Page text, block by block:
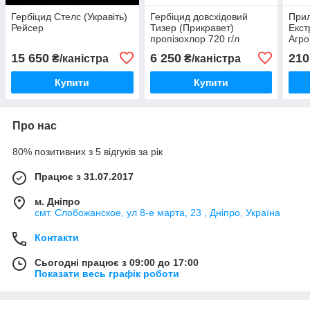
Гербіцид Стелс (Укравіть)
Рейсер
15 650 ₴/каністра
Купити
Гербіцид довсхідовий
Тизер (Прикравет)
пропізохлор 720 г/л
6 250₴/каністра
Купити
210
Про нас
80% позитивних з 5 відгуків за рік
Працює з 31.07.2017
м. Дніпро
смт. Слобожанское, ул 8-е марта, 23 , Дніпро, Україна
Контакти
Сьогодні працює з 09:00 до 17:00
Показати весь графік роботи